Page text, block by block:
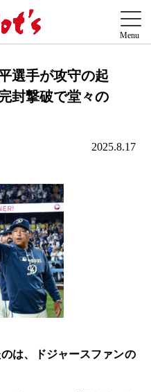
選手が攻守の起
封撃破で堂々の
2025.8.17
は、ドジャースファンの